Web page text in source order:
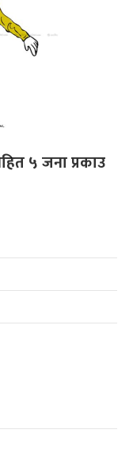
५ जना प्रकाउ